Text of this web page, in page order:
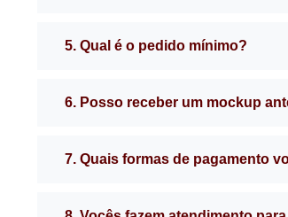
5. Qual é o pedido mínimo?
6. Posso receber um mockup
7. Quais formas de pagamento